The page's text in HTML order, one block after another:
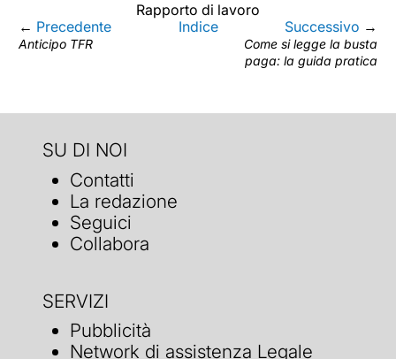
Rapporto di lavoro
← Precedente
Anticipo TFR
Indice Successivo →
Come si legge la busta
paga: la guida pratica
SU DI NOI
Contatti
La redazione
Seguici
Collabora
SERVIZI
Pubblicità
Network di assistenza Legale